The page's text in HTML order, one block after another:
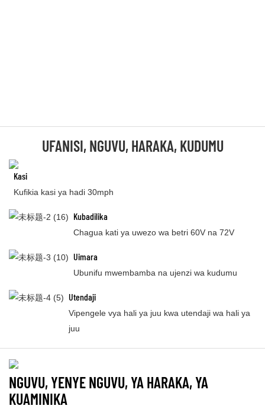
UFANISI, NGUVU, HARAKA, KUDUMU
Kasi
Kufikia kasi ya hadi 30mph
Kubadilika
Chagua kati ya uwezo wa betri 60V na 72V
Uimara
Ubunifu mwembamba na ujenzi wa kudumu
Utendaji
Vipengele vya hali ya juu kwa utendaji wa hali ya
juu
NGUVU, YENYE NGUVU, YA HARAKA, YA
KUAMINIKA